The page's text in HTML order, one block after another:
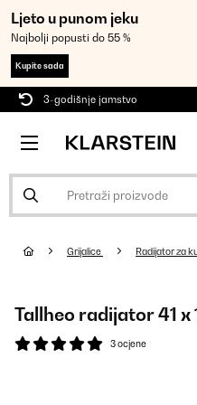
Ljeto u punom jeku
Najbolji popusti do 55 %
Kupite sada
3-godišnje jamstvo
Grijalice Radijator za
Tallheo radijator 41 x
3 ocjene